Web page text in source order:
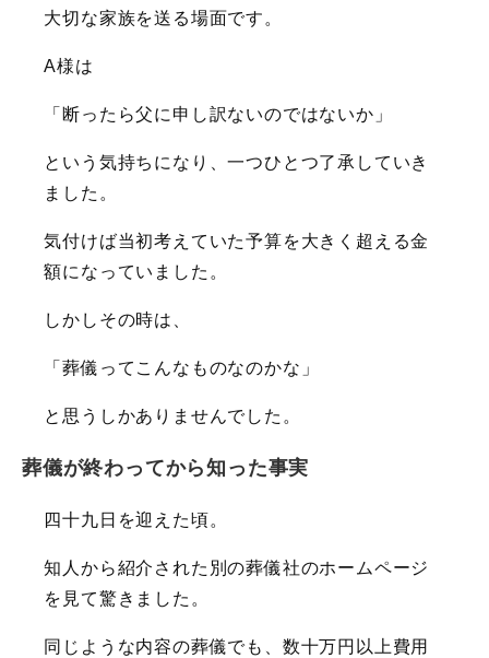
大切な家族を送る場面です。
A様は
「断ったら父に申し訳ないのではないか」
という気持ちになり、一つひとつ了承していき
ました。
気付けば当初考えていた予算を大きく超える金
額になっていました。
しかしその時は、
「葬儀ってこんなものなのかな」
と思うしかありませんでした。
葬儀が終わってから知った事実
四十九日を迎えた頃。
知人から紹介された別の葬儀社のホームページ
を見て驚きました。
同じような内容の葬儀でも、数十万円以上費用